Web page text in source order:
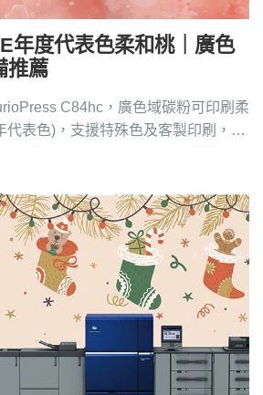
年度代表色柔和桃｜廣色
推薦
C84hc，廣色域碳粉可印刷柔
代表色)，支援特殊色及客製印刷，洽